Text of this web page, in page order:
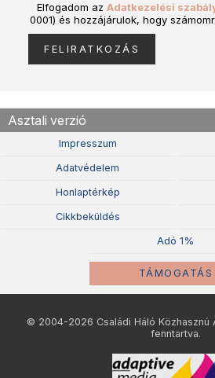
Elfogadom az Adatkezelési
0001) és hozzájárulok, hogy
Asztali verzió
Impresszum
Adatvédelem
Honlaptérkép
Cikkbeküldés
Adó 1%
TÁMOGATÁS
© 2004-2026 Családi Háló Közhasznú
fenntartva.